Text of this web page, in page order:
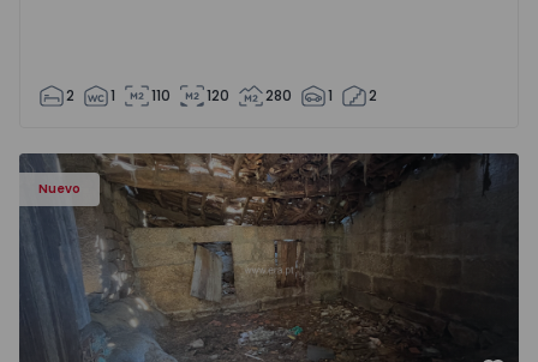
2 1 110 120 280 1 2
Nuevo
Casa Vila Real, São Tomé do Castelo e Justes - 1575189 - 1